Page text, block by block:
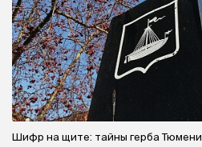
Шифр на щите: тайны герба Тюмени